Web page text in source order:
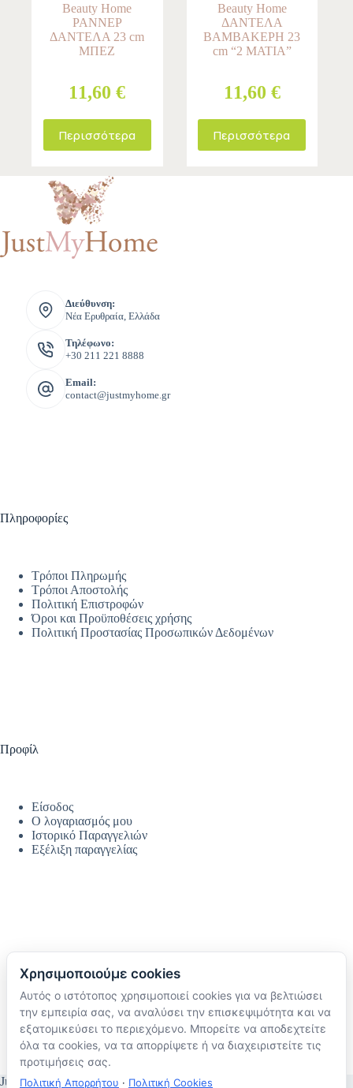
Beauty Home
ΡΑΝΝΕΡ
ΔΑΝΤΕΛΑ 23 cm
ΜΠΕΖ
11,60 €
Περισσότερα
Beauty Home
ΔΑΝΤΕΛΑ
ΒΑΜΒΑΚΕΡΗ 23
cm “2 ΜΑΤΙΑ”
11,60 €
Περισσότερα
Διεύθυνση:
Νέα Ερυθραία, Ελλάδα
Τηλέφωνο:
+30 211 221 8888
Email:
contact@justmyhome.gr
Πληροφορίες
Τρόποι Πληρωμής
Τρόποι Αποστολής
Πολιτική Επιστροφών
Όροι και Προϋποθέσεις χρήσης
Πολιτική Προστασίας Προσωπικών Δεδομένων
Προφίλ
Είσοδος
Ο λογαριασμός μου
Ιστορικό Παραγγελιών
Εξέλιξη παραγγελίας
Ακολουθήστε μας
TikTok
Instagram
Facebook
JustMyHome © Copyright 2026
Χρησιμοποιούμε cookies
Αυτός ο ιστότοπος χρησιμοποιεί cookies για να βελτιώσει
την εμπειρία σας, να αναλύσει την επισκεψιμότητα και να
εξατομικεύσει το περιεχόμενο. Μπορείτε να αποδεχτείτε
όλα τα cookies, να τα απορρίψετε ή να διαχειριστείτε τις
προτιμήσεις σας.
Πολιτική Απορρήτου · Πολιτική Cookies